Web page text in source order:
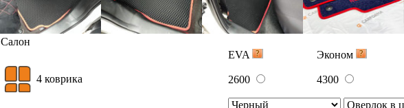
Салон
EVA
Эконом
4 коврика 2600 4300